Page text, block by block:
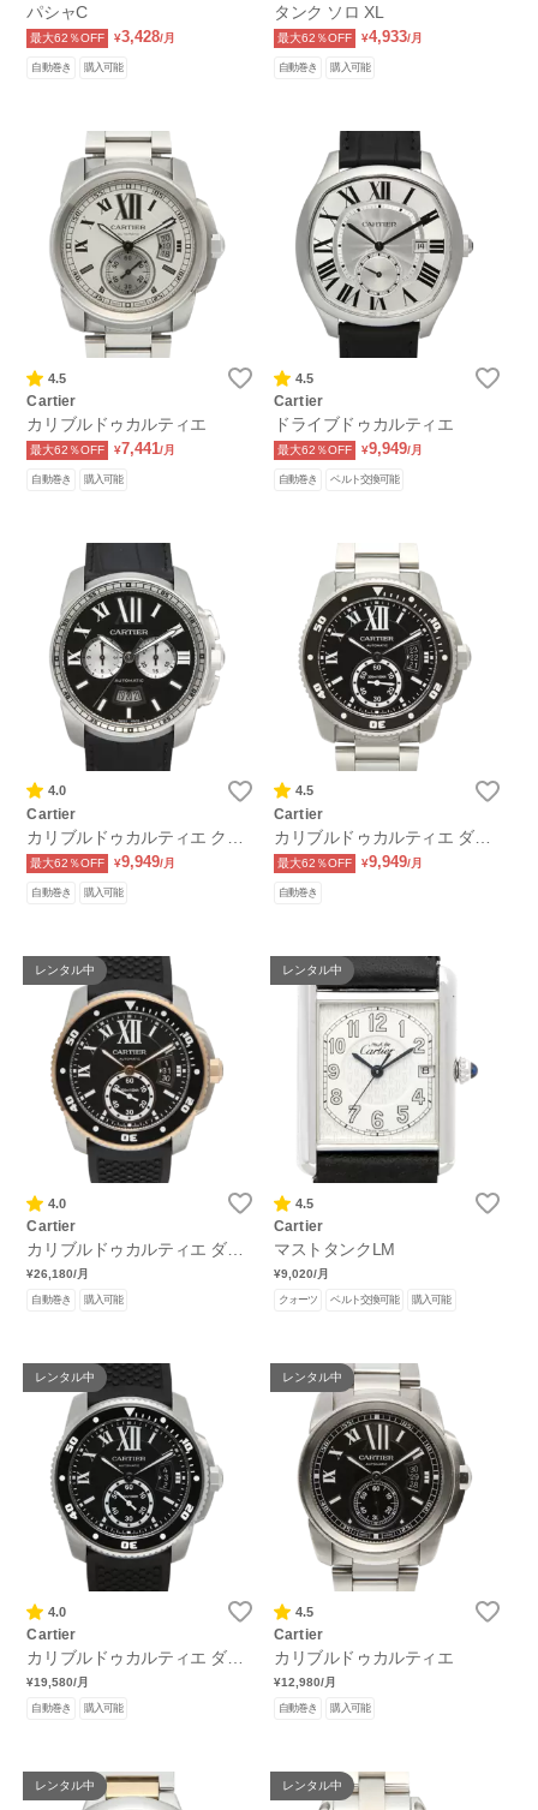
パシャC
最大62％OFF ¥3,428/月
自動巻き 購入可能
タンク ソロ XL
最大62％OFF ¥4,933/月
自動巻き 購入可能
4.5
Cartier
カリブルドゥカルティエ
最大62％OFF ¥7,441/月
自動巻き 購入可能
4.5
Cartier
ドライブドゥカルティエ
最大62％OFF ¥9,949/月
自動巻き ベルト交換可能
4.0
Cartier
カリブルドゥカルティエ クロ
ノグラフ
最大62％OFF ¥9,949/月
自動巻き 購入可能
4.5
Cartier
カリブルドゥカルティエ ダイ
バー
最大62％OFF ¥9,949/月
自動巻き
レンタル中
4.0
Cartier
カリブルドゥカルティエ ダイ
バー
¥26,180/月
自動巻き 購入可能
レンタル中
4.5
Cartier
マストタンクLM
¥9,020/月
クォーツ ベルト交換可能 購入可能
レンタル中
4.0
Cartier
カリブルドゥカルティエ ダイ
バー
¥19,580/月
自動巻き 購入可能
レンタル中
4.5
Cartier
カリブルドゥカルティエ
¥12,980/月
自動巻き 購入可能
レンタル中 レンタル中